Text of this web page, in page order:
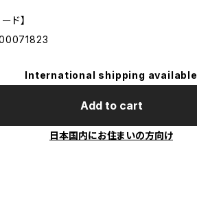
ド】
International shipping available
Add to cart
日本国内にお住まいの方向け